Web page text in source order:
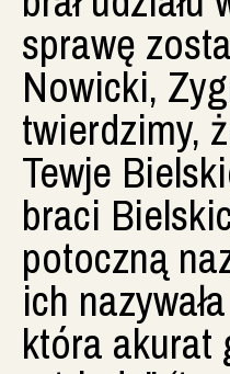
sprawę
Nowicki,
twierdzimy,
Tewje
braci
potoczną
ich
która akurat